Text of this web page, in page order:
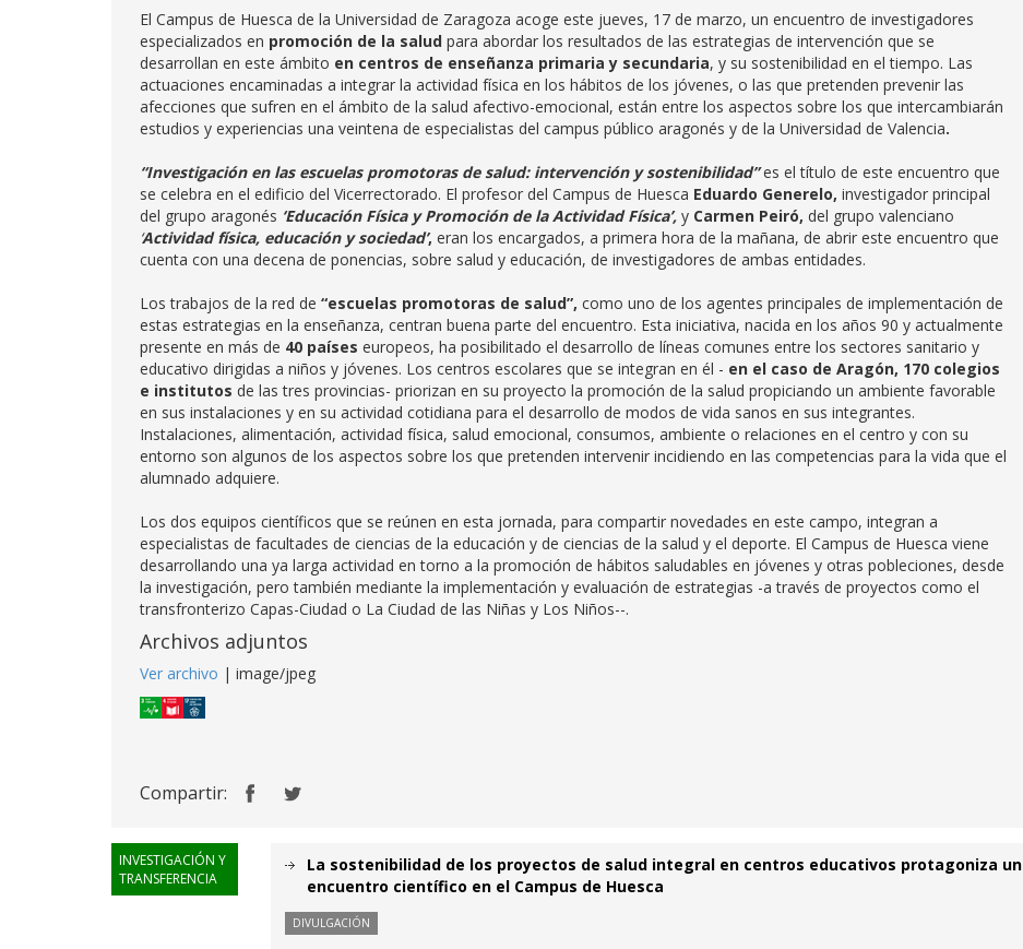
El Campus de Huesca de la Universidad de Zaragoza acoge este jueves, 17 de marzo, un encuentro de investigadores
especializados en promoción de la salud para abordar los resultados de las estrategias de intervención que se
desarrollan en este ámbito en centros de enseñanza primaria y secundaria, y su sostenibilidad en el tiempo. Las
actuaciones encaminadas a integrar la actividad física en los hábitos de los jóvenes, o las que pretenden prevenir las
afecciones que sufren en el ámbito de la salud afectivo-emocional, están entre los aspectos sobre los que intercambiarán
estudios y experiencias una veintena de especialistas del campus público aragonés y de la Universidad de Valencia.
“Investigación en las escuelas promotoras de salud: intervención y sostenibilidad”es el título de este encuentro que
se celebra en el edificio del Vicerrectorado. El profesor del Campus de Huesca Eduardo Generelo, investigador principal
del grupo aragonés ‘Educación Física y Promoción de la Actividad Física’, y Carmen Peiró, del grupo valenciano
Actividad física, educación y sociedad’, eran los encargados, a primera hora de la mañana, de abrir este encuentro que
cuenta con una decena de ponencias, sobre salud y educación, de investigadores de ambas entidades.
Los trabajos de la red de “escuelas promotoras de salud”, como uno de los agentes principales de implementación de
estas estrategias en la enseñanza, centran buena parte del encuentro. Esta iniciativa, nacida en los años 90 y actualmente
presente en más de 40 países europeos, ha posibilitado el desarrollo de líneas comunes entre los sectores sanitario y
educativo dirigidas a niños y jóvenes. Los centros escolares que se integran en él - en el caso de Aragón, 170 colegios
e institutos de las tres provincias- priorizan en su proyecto la promoción de la salud propiciando un ambiente favorable
en sus instalaciones y en su actividad cotidiana para el desarrollo de modos de vida sanos en sus integrantes.
Instalaciones, alimentación, actividad física, salud emocional, consumos, ambiente o relaciones en el centro y con su
entorno son algunos de los aspectos sobre los que pretenden intervenir incidiendo en las competencias para la vida que el
alumnado adquiere.
Los dos equipos científicos que se reúnen en esta jornada, para compartir novedades en este campo, integran a
especialistas de facultades de ciencias de la educación y de ciencias de la salud y el deporte. El Campus de Huesca viene
desarrollando una ya larga actividad en torno a la promoción de hábitos saludables en jóvenes y otras pobleciones, desde
la investigación, pero también mediante la implementación y evaluación de estrategias -a través de proyectos como el
transfronterizo Capas-Ciudad o La Ciudad de las Niñas y Los Niños--.
Archivos adjuntos
Ver archivo | image/jpeg
Compartir:
INVESTIGACIÓN Y
TRANSFERENCIA
La sostenibilidad de los proyectos de salud integral en centros educativos protagoniza un
encuentro científico en el Campus de Huesca
DIVULGACIÓN